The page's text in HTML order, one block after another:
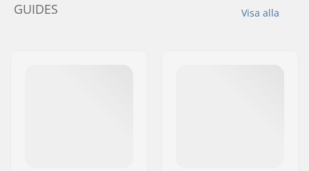
Visa alla
GUIDES